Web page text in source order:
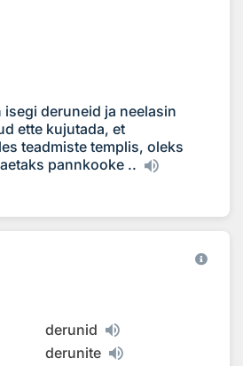
deruneid ja neelasin
ette kujutada, et
teadmiste templis, oleks
pannkooke ..
derunid
derunite